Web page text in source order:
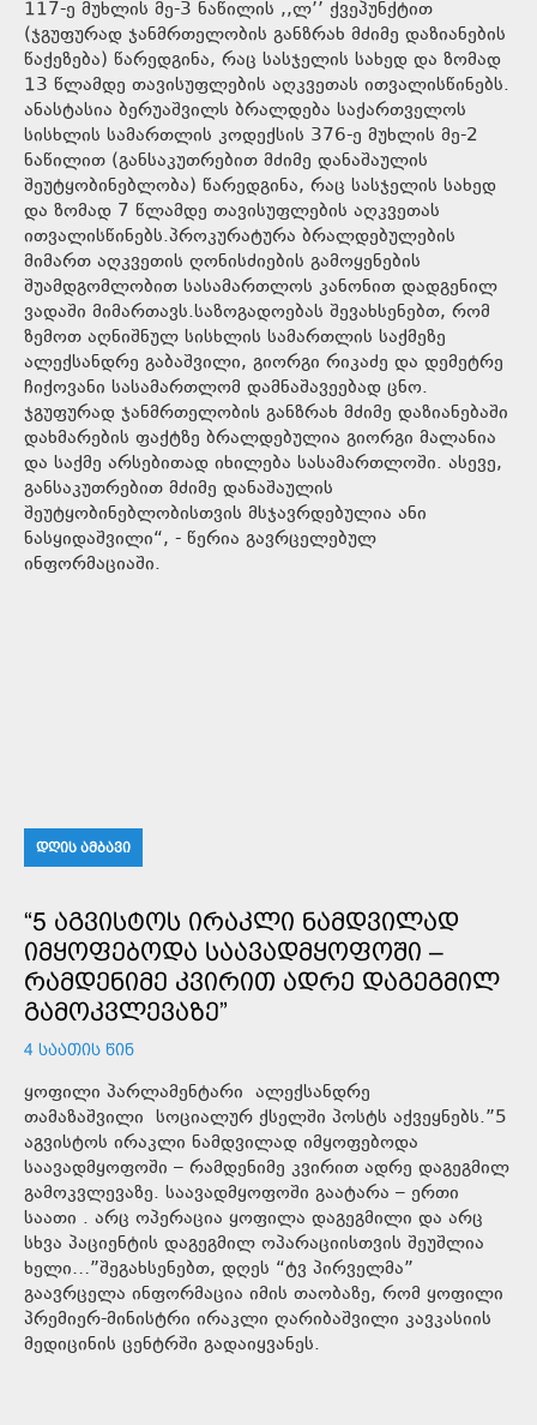
117-ე მუხლის მე-3 ნაწილის ,,ლ’’ ქვეპუნქტით
(ჯგუფურად ჯანმრთელობის განზრახ მძიმე დაზიანების
წაქეზება) წარედგინა, რაც სასჯელის სახედ და ზომად
13 წლამდე თავისუფლების აღკვეთას ითვალისწინებს.
ანასტასია ბერუაშვილს ბრალდება საქართველოს
სისხლის სამართლის კოდექსის 376-ე მუხლის მე-2
ნაწილით (განსაკუთრებით მძიმე დანაშაულის
შეუტყობინებლობა) წარედგინა, რაც სასჯელის სახედ
და ზომად 7 წლამდე თავისუფლების აღკვეთას
ითვალისწინებს.პროკურატურა ბრალდებულების
მიმართ აღკვეთის ღონისძიების გამოყენების
შუამდგომლობით სასამართლოს კანონით დადგენილ
ვადაში მიმართავს.საზოგადოებას შევახსენებთ, რომ
ზემოთ აღნიშნულ სისხლის სამართლის საქმეზე
ალექსანდრე გაბაშვილი, გიორგი რიკაძე და დემეტრე
ჩიქოვანი სასამართლომ დამნაშავეებად ცნო.
ჯგუფურად ჯანმრთელობის განზრახ მძიმე დაზიანებაში
დახმარების ფაქტზე ბრალდებულია გიორგი მალანია
და საქმე არსებითად იხილება სასამართლოში. ასევე,
განსაკუთრებით მძიმე დანაშაულის
შეუტყობინებლობისთვის მსჯავრდებულია ანი
ნასყიდაშვილი“, - წერია გავრცელებულ
ინფორმაციაში.
ᲓᲦᲘᲡ ᲐᲛᲑᲐᲕᲘ
“5 ᲐᲒᲕᲘᲡᲢᲝᲡ ᲘᲠᲐᲙᲚᲘ ᲜᲐᲛᲓᲕᲘᲚᲐᲓ
ᲘᲛᲧᲝᲤᲔᲑᲝᲓᲐ ᲡᲐᲐᲕᲐᲓᲛᲧᲝᲤᲝᲨᲘ –
ᲠᲐᲛᲓᲔᲜᲘᲛᲔ ᲙᲕᲘᲠᲘᲗ ᲐᲓᲠᲔ ᲓᲐᲒᲔᲒᲛᲘᲚ
ᲒᲐᲛᲝᲙᲕᲚᲔᲕᲐᲖᲔ”
4 ᲡᲐᲐᲗᲘᲡ ᲬᲘᲜ
ყოფილი პარლამენტარი ალექსანდრე
თამაზაშვილი სოციალურ ქსელში პოსტს აქვეყნებს.”5
აგვისტოს ირაკლი ნამდვილად იმყოფებოდა
საავადმყოფოში – რამდენიმე კვირით ადრე დაგეგმილ
გამოკვლევაზე. საავადმყოფოში გაატარა – ერთი
საათი . არც ოპერაცია ყოფილა დაგეგმილი და არც
სხვა პაციენტის დაგეგმილ ოპარაციისთვის შეუშლია
ხელი…”შეგახსენებთ, დღეს “ტვ პირველმა”
გაავრცელა ინფორმაცია იმის თაობაზე, რომ ყოფილი
პრემიერ-მინისტრი ირაკლი ღარიბაშვილი კავკასიის
მედიცინის ცენტრში გადაიყვანეს.